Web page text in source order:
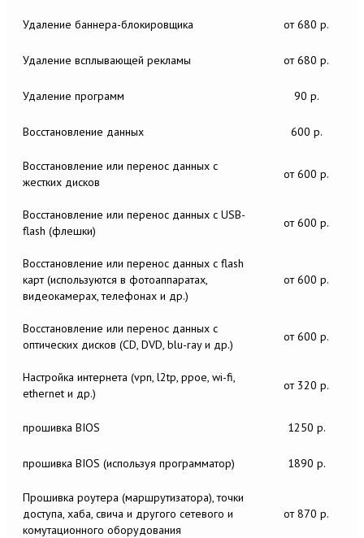
Удаление баннера-блокировщика от 680 р.
Удаление всплывающей рекламы от 680 р.
Удаление программ 90 р.
Восстановление данных 600 р.
Восстановление или перенос данных c
жестких дисков
от 600 р.
Восстановление или перенос данных c USB-
flash (флешки)
от 600 р.
Восстановление или перенос данных c flash
карт (используются в фотоаппаратах,
видеокамерах, телефонах и др.)
от 600 р.
Восстановление или перенос данных c
оптических дисков (CD, DVD, blu-ray и др.)
от 600 р.
Настройка интернета (vpn, l2tp, ppoe, wi-fi,
ethernet и др.)
от 320 р.
прошивка BIOS 1250 р.
прошивка BIOS (используя программатор) 1890 р.
Прошивка роутера (маршрутизатора), точки
доступа, хаба, свича и другого сетевого и
комутационного оборудования
от 870 р.